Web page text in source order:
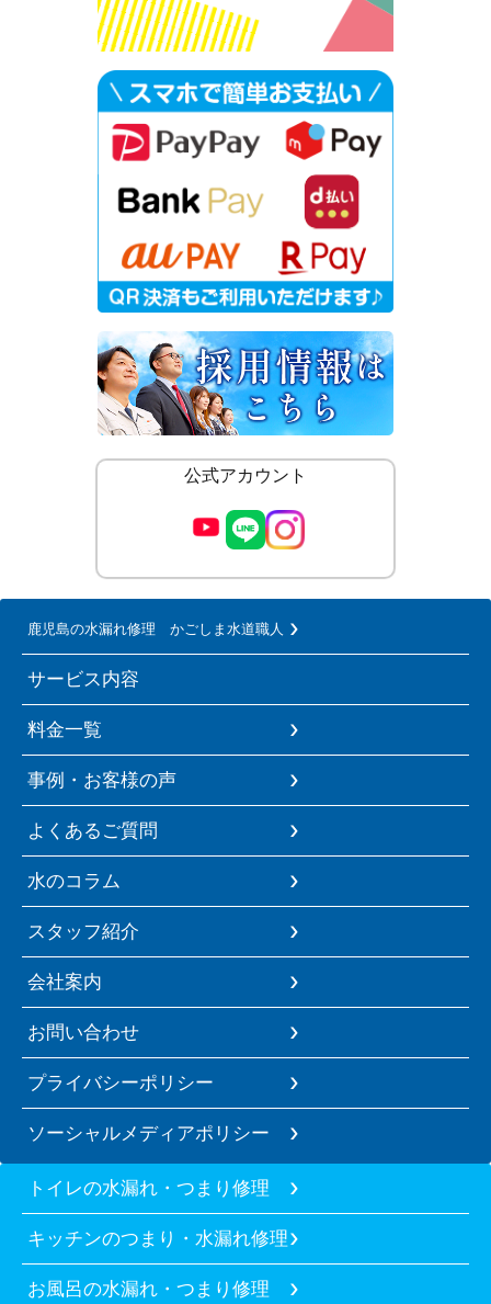
公式アカウント
鹿児島の水漏れ修理 かごしま水道職人
サービス内容
料金一覧
事例・お客様の声
よくあるご質問
水のコラム
スタッフ紹介
会社案内
お問い合わせ
プライバシーポリシー
ソーシャルメディアポリシー
トイレの水漏れ・つまり修理
キッチンのつまり・水漏れ修理
お風呂の水漏れ・つまり修理